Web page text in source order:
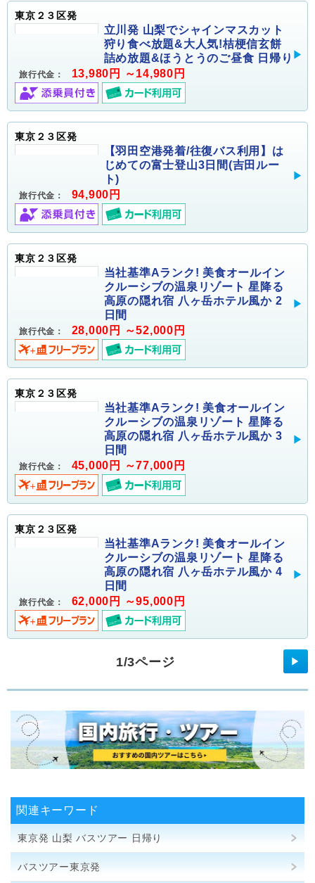
東京２３区発
立川発 山梨でシャインマスカット
狩り食べ放題&大人気!桔梗信玄餅
詰め放題&ほうとうのご昼食 日帰り
旅行代金： 13,980円 ～14,980円
東京２３区発
【羽田空港発着/往復バス利用】は
じめての富士登山3日間(吉田ルー
ト)
旅行代金： 94,900円
東京２３区発
当社基準Aランク! 美食オールイン
クルーシブの温泉リゾート 星降る
高原の隠れ宿 八ヶ岳ホテル風か 2
日間
旅行代金： 28,000円 ～52,000円
東京２３区発
当社基準Aランク! 美食オールイン
クルーシブの温泉リゾート 星降る
高原の隠れ宿 八ヶ岳ホテル風か 3
日間
旅行代金： 45,000円 ～77,000円
東京２３区発
当社基準Aランク! 美食オールイン
クルーシブの温泉リゾート 星降る
高原の隠れ宿 八ヶ岳ホテル風か 4
日間
旅行代金： 62,000円 ～95,000円
1/3ページ ▶
関連キーワード
東京発 山梨 バスツアー 日帰り
バスツアー東京発